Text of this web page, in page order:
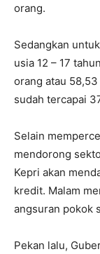
orang.
Sedangkan
usia 12 – 17
orang atau
sudah tercapai
Selain
mendorong
Kepri akan
kredit. Malam
angsuran pokok
Pekan lalu,